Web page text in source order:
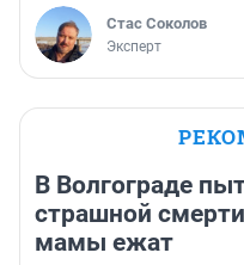
Стас Соколов
Эксперт
В Волгограде
страшной
мамы ежат